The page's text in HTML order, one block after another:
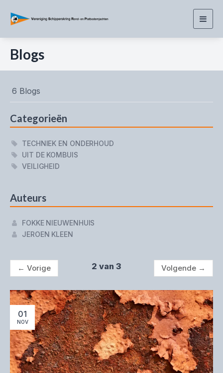
Blogs
6 Blogs
Categorieën
TECHNIEK EN ONDERHOUD
UIT DE KOMBUIS
VEILIGHEID
Auteurs
FOKKE NIEUWENHUIS
JEROEN KLEEN
← Vorige 2 van 3 Volgende →
01
NOV